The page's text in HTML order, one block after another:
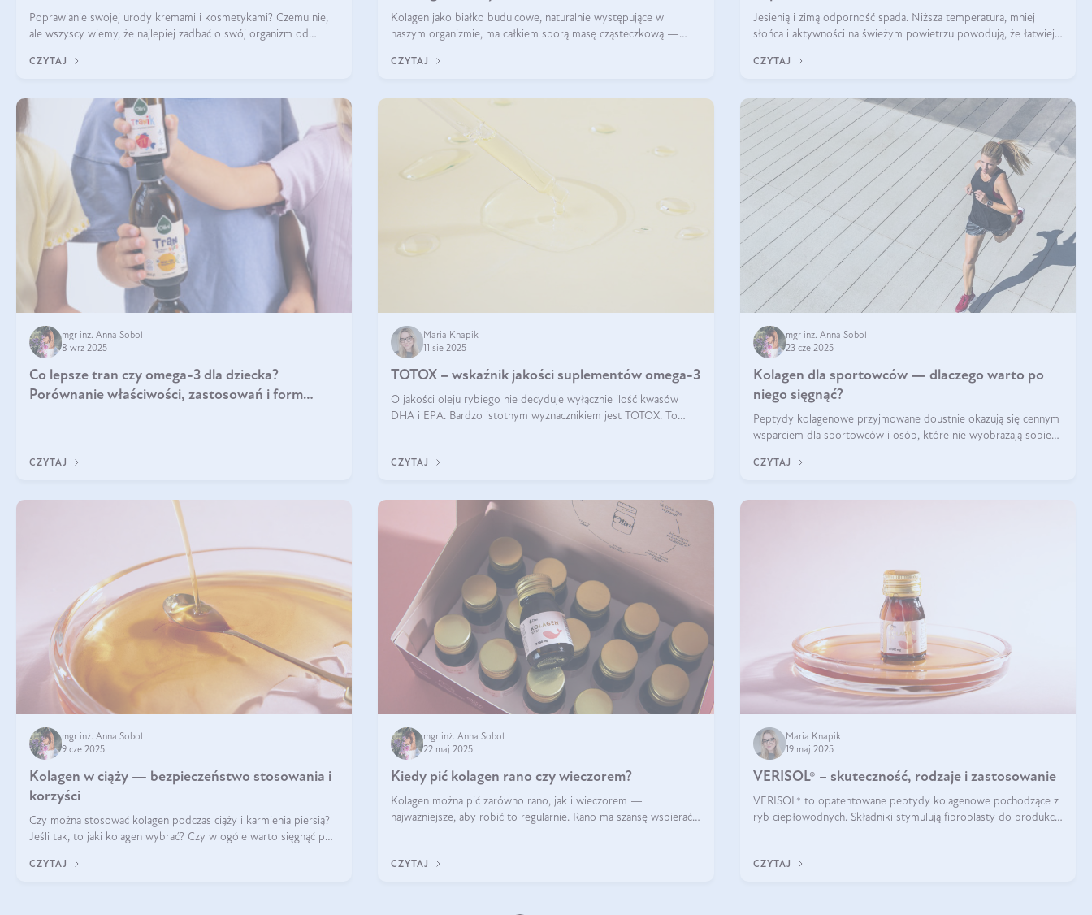
Poprawianie swojej urody kremami i kosmetykami? Czemu nie,
ale wszyscy wiemy, że najlepiej zadbać o swój organizm od
zewnętrzny prezentował się zdrowo i atrakcyjnie. Stosowanie
CZYTAJ
Kolagen jako białko budulcowe, naturalnie występujące w
naszym organizmie, ma całkiem sporą masę cząsteczkową —
formie, byłby trudno strawialny. Aby był lepiej przyswajalny i
CZYTAJ
Jesienią i zimą odporność spada. Niższa temperatura, mniej
słońca i aktywności na świeżym powietrzu powodują, że łatwiej
wspierać układ immunologiczny. Co warto suplementować
CZYTAJ
mgr inż. Anna Sobol
8 wrz 2025
Co lepsze tran czy omega-3 dla dziecka?
Porównanie właściwości, zastosowań i form
CZYTAJ
Maria Knapik
11 sie 2025
TOTOX – wskaźnik jakości suplementów omega-3
O jakości oleju rybiego nie decyduje wyłącznie ilość kwasów
DHA i EPA. Bardzo istotnym wyznacznikiem jest TOTOX. To
CZYTAJ
mgr inż. Anna Sobol
23 cze 2025
Kolagen dla sportowców — dlaczego warto po
niego sięgnąć?
Peptydy kolagenowe przyjmowane doustnie okazują się cennym
wsparciem dla sportowców i osób, które nie wyobrażają sobie
CZYTAJ
mgr inż. Anna Sobol
9 cze 2025
Kolagen w ciąży — bezpieczeństwo stosowania i
korzyści
Czy można stosować kolagen podczas ciąży i karmienia piersią?
Jeśli tak, to jaki kolagen wybrać? Czy w ogóle warto sięgnąć po
CZYTAJ
mgr inż. Anna Sobol
22 maj 2025
Kiedy pić kolagen rano czy wieczorem?
Kolagen można pić zarówno rano, jak i wieczorem —
najważniejsze, aby robić to regularnie. Rano ma szansę wspierać
CZYTAJ
Maria Knapik
19 maj 2025
VERISOL® – skuteczność, rodzaje i zastosowanie
VERISOL® to opatentowane peptydy kolagenowe pochodzące z
ryb ciepłowodnych. Składniki stymulują fibroblasty do produkcji
komórek skóry.
CZYTAJ